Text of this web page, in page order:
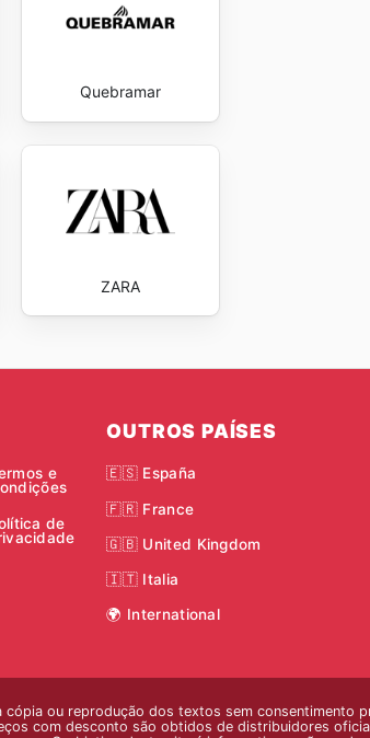
Quebramar
ZARA
e
de
OUTROS PAÍSES
🇪🇸 España
🇫🇷 France
🇬🇧 United Kingdom
🇮🇹 Italia
🌍 International
ou reprodução dos textos sem consentimento
com desconto são obtidos de distribuidores